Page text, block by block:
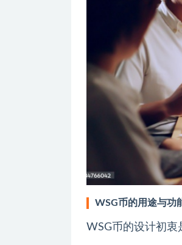
WSG币的用途与功
WSG币的设计初衷